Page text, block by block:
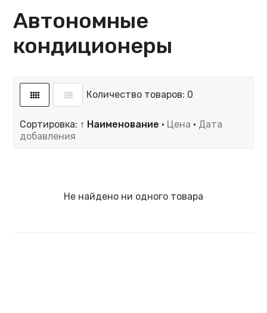
Автономные
кондиционеры
Количество товаров: 0
Сортировка: ↑ Наименование · Цена · Дата
добавления
Не найдено ни одного товара